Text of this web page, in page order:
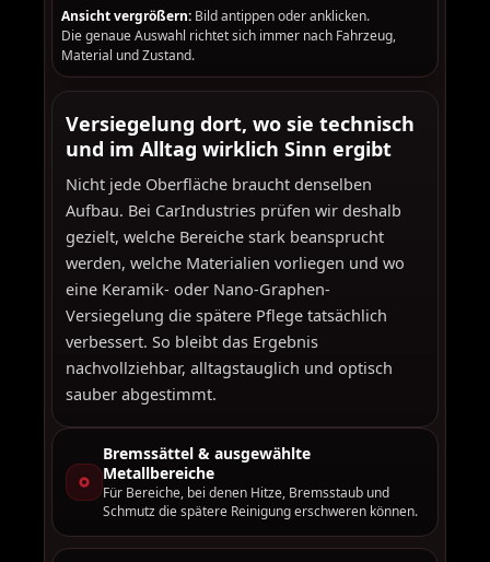
Ansicht vergrößern: Bild antippen oder anklicken.
Die genaue Auswahl richtet sich immer nach Fahrzeug,
Material und Zustand.
Versiegelung dort, wo sie technisch
und im Alltag wirklich Sinn ergibt
Nicht jede Oberfläche braucht denselben
Aufbau. Bei CarIndustries prüfen wir deshalb
gezielt, welche Bereiche stark beansprucht
werden, welche Materialien vorliegen und wo
eine Keramik- oder Nano-Graphen-
Versiegelung die spätere Pflege tatsächlich
verbessert. So bleibt das Ergebnis
nachvollziehbar, alltagstauglich und optisch
sauber abgestimmt.
Bremssättel & ausgewählte
Metallbereiche
Für Bereiche, bei denen Hitze, Bremsstaub und
Schmutz die spätere Reinigung erschweren können.